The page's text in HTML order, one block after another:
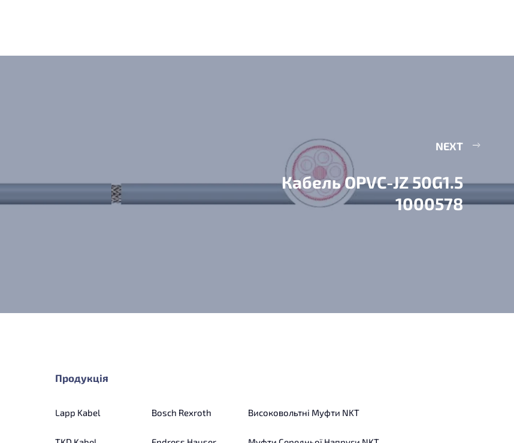
NEXT
Кабель OPVC-JZ 50G1.5
1000578
Продукція
Lapp Kabel Bosch Rexroth Високовольтні Муфти NKT